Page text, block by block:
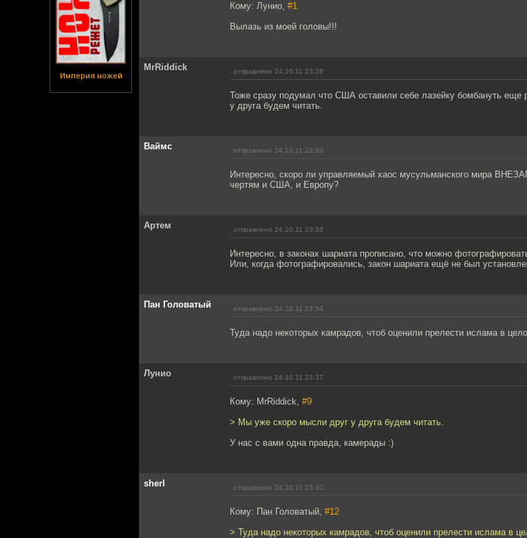
Империя ножей
Кому: Лунио, #1
Вылазь из моей головы!!!
MrRiddick отправлено 24.10.11 23:28
Тоже сразу подумал что США оставили себе лазейку бомбануть
у друга будем читать.
Ваймс отправлено 24.10.11 23:33
Интересно, скоро ли управляемый хаос мусульманского мира
чертям и США, и Европу?
Артем отправлено 24.10.11 23:33
Интересно, в законах шариата прописано, что можно
Или, когда фотографировались, закон шариата ещё не был
Пан Головатый отправлено 24.10.11 23:34
Туда надо некоторых камрадов, чтоб оценили прелести ислама в
Лунио отправлено 24.10.11 23:37
Кому: MrRiddick, #9
> Мы уже скоро мысли друг у друга будем читать.
У нас с вами одна правда, камерады :)
sherl отправлено 24.10.11 23:43
Кому: Пан Головатый, #12
> Туда надо некоторых камрадов, чтоб оценили прелести ислама в